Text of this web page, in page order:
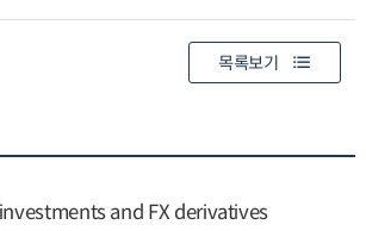
목록보기
and FX derivatives